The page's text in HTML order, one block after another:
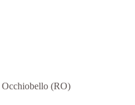
Occhiobello (RO)